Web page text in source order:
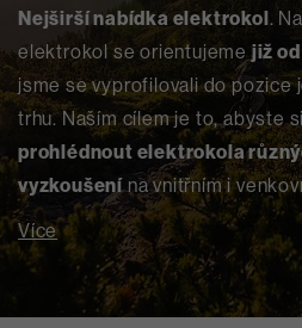
Nejširší nabídka elektrokol.
elektrokol se orientujeme již
jsme se vyprofilovali do pozice
trhu. Naším cílem je to, abyste
prohlédnout elektrokola
vyzkoušenína vnitřním i
Více